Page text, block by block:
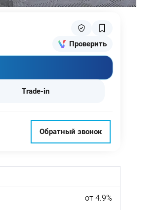
Проверить
Trade-in
Обратный звонок
от 4.9%